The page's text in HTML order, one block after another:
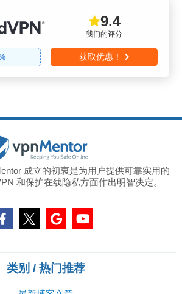
我们的评分
9.4
获取优惠！
成立的初衷是为用户提供可靠实用的
和保护在线隐私方面作出明智决定。
类别 / 热门推荐